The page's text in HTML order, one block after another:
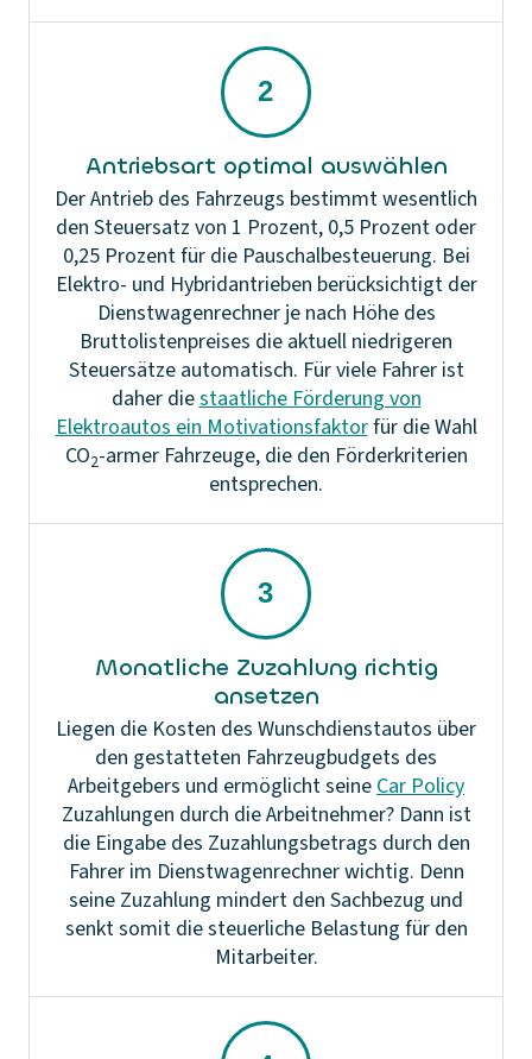
Antriebsart optimal auswählen
Der Antrieb des Fahrzeugs bestimmt wesentlich
den Steuersatz von 1 Prozent, 0,5 Prozent oder
0,25 Prozent für die Pauschalbesteuerung. Bei
Elektro- und Hybridantrieben berücksichtigt der
Dienstwagenrechner je nach Höhe des
Bruttolistenpreises die aktuell niedrigeren
Steuersätze automatisch. Für viele Fahrer ist
daher diestaatliche Förderung von
Elektroautos ein Motivationsfaktorfür die Wahl
CO2-armer Fahrzeuge, die den Förderkriterien
entsprechen.
Monatliche Zuzahlung richtig
ansetzen
Liegen die Kosten des Wunschdienstautos über
den gestatteten Fahrzeugbudgets des
Arbeitgebers und ermöglicht seine Car Policy
Zuzahlungen durch die Arbeitnehmer? Dann ist
die Eingabe des Zuzahlungsbetrags durch den
Fahrer im Dienstwagenrechner wichtig. Denn
seine Zuzahlung mindert den Sachbezug und
senkt somit die steuerliche Belastung für den
Mitarbeiter.